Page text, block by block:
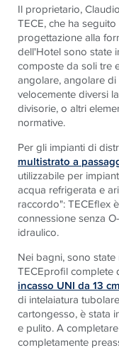
Il proprietario,
TECE, che ha
progettazione alla
dell'Hotel sono state
composte da soli tre
angolare, angolare
velocemente diversi
divisorie, o altri
normative.
Per gli impianti di
multistrato a
utilizzabile per
acqua refrigerata e
raccordo":TECEflex
connessione senza
idraulico.
Nei bagni, sono
TECEprofil complete
incasso UNI da 13 cm
di intelaiatura
cartongesso,è stata
e pulito. A
completamente